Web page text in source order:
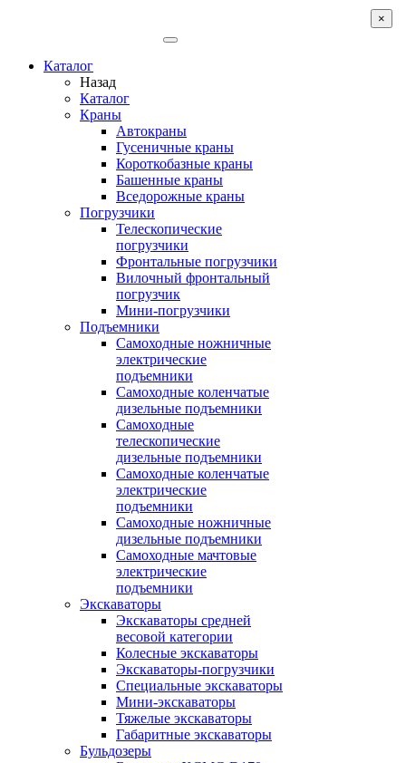
Каталог
Назад
Каталог
Краны
Автокраны
Гусеничные краны
Короткобазные краны
Башенные краны
Вcедорожные краны
Погрузчики
Телескопические
погрузчики
Фронтальные погрузчики
Вилочный фронтальный
погрузчик
Мини-погрузчики
Подъемники
Самоходные ножничные
электрические
подъемники
Самоходные коленчатые
дизельные подъемники
Самоходные
телескопические
дизельные подъемники
Самоходные коленчатые
электрические
подъемники
Самоходные ножничные
дизельные подъемники
Самоходные мачтовые
электрические
подъемники
Экскаваторы
Экскаваторы средней
весовой категории
Колесные экскаваторы
Экскаваторы-погрузчики
Специальные экскаваторы
Мини-экскаваторы
Тяжелые экскаваторы
Габаритные экскаваторы
Бульдозеры
×